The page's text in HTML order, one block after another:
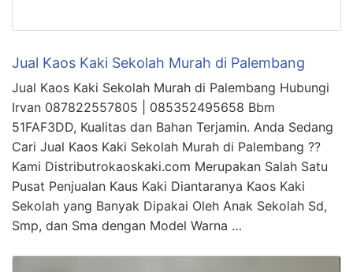
Jual Kaos Kaki Sekolah Murah di Palembang
Jual Kaos Kaki Sekolah Murah di Palembang Hubungi
Irvan 087822557805 | 085352495658 Bbm
51FAF3DD, Kualitas dan Bahan Terjamin. Anda Sedang
Cari Jual Kaos Kaki Sekolah Murah di Palembang ??
Kami Distributrokaoskaki.com Merupakan Salah Satu
Pusat Penjualan Kaus Kaki Diantaranya Kaos Kaki
Sekolah yang Banyak Dipakai Oleh Anak Sekolah Sd,
Smp, dan Sma dengan Model Warna …